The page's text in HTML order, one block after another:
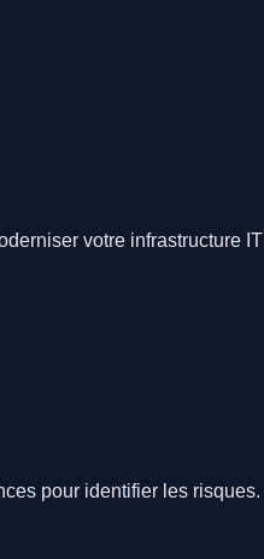
votre infrastructure IT
pour identifier les risques.